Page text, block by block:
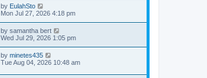
by EulahSto
Mon Jul 27, 2026 4:18 pm
by samantha bert
Wed Jul 29, 2026 1:05 pm
by minetes435
Tue Aug 04, 2026 10:48 am